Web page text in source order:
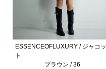
ESSENCEOFLUXURY / ジャコッ
ト
ブラウン / 36